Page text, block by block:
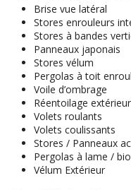
Brise vue latéral
Stores enrouleurs
Stores à bandes
Panneaux japonais
Stores vélum
Pergolas à toit
Voile d’ombrage
Réentoilage extérieur
Volets roulants
Volets coulissants
Stores / Panneaux
Pergolas à lame /
Vélum Extérieur